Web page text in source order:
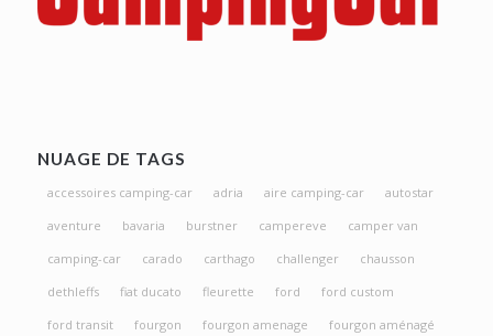
NUAGE DE TAGS
accessoires camping-car adria aire camping-car
autostar
aventure
bavaria burstner campereve
camper van
camping-car
carado carthago challenger
chausson
dethleffs
fiat ducato fleurette ford
ford custom
ford transit
fourgon fourgon amenage
fourgon aménagé